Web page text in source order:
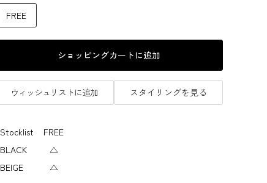
FREE
ショッピングカートに追加
ウィッシュリストに追加 スタイリングを見る
Stocklist
FREE
BLACK
△
BEIGE
△